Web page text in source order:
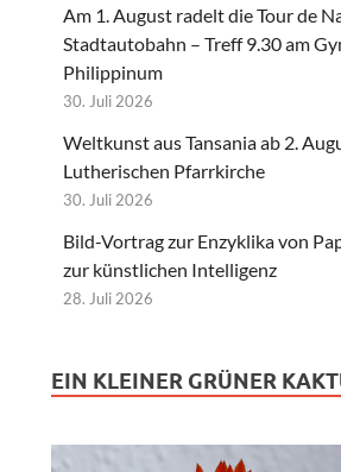
Am 1. August radelt die Tour de
Stadtautobahn – Treff 9.30 am
Philippinum
30. Juli 2026
Weltkunst aus Tansania ab 2.
Lutherischen Pfarrkirche
30. Juli 2026
Bild-Vortrag zur Enzyklika von
zur künstlichen Intelligenz
28. Juli 2026
EIN KLEINER GRÜNER